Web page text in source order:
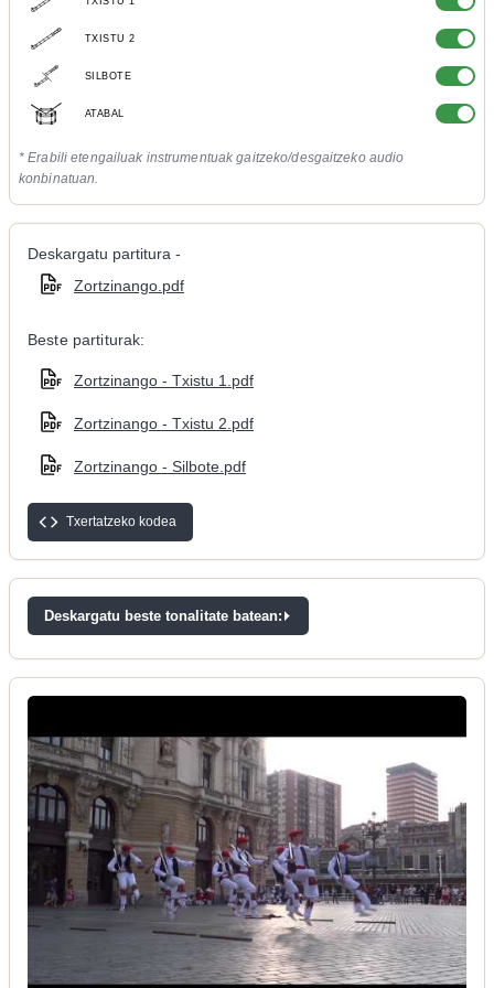
TXISTU 2
SILBOTE
ATABAL
* Erabili etengailuak instrumentuak gaitzeko/desgaitzeko audio
konbinatuan.
Deskargatu partitura -
Zortzinango.pdf
Beste partiturak:
Zortzinango - Txistu 1.pdf
Zortzinango - Txistu 2.pdf
Zortzinango - Silbote.pdf
Txertatzeko kodea
Deskargatu beste tonalitate batean: